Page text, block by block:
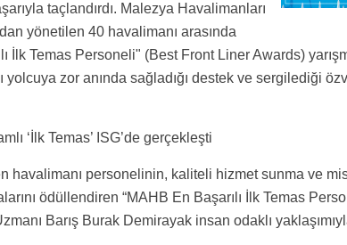
taçlandırdı. Malezya Havalimanları
yönetilen 40 havalimanı arasında
İlk Temas Personeli" (Best Front Liner Awards)
yolcuya zor anında sağladığı destek ve sergilediği
‘İlk Temas’ ISG’de gerçekleşti
havalimanı personelinin, kaliteli hizmet sunma ve
ödüllendiren “MAHB En Başarılı İlk Temas
Barış Burak Demirayak insan odaklı